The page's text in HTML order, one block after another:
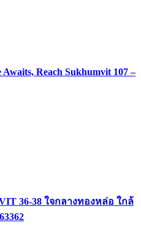
Reach Sukhumvit 107 –
36-38 ใจกลางทองหล่อ ใกล้